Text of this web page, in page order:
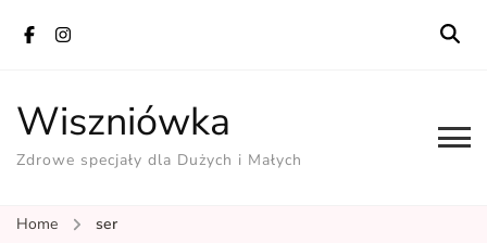
Wiszniówka
Zdrowe specjały dla Dużych i Małych
Home ser